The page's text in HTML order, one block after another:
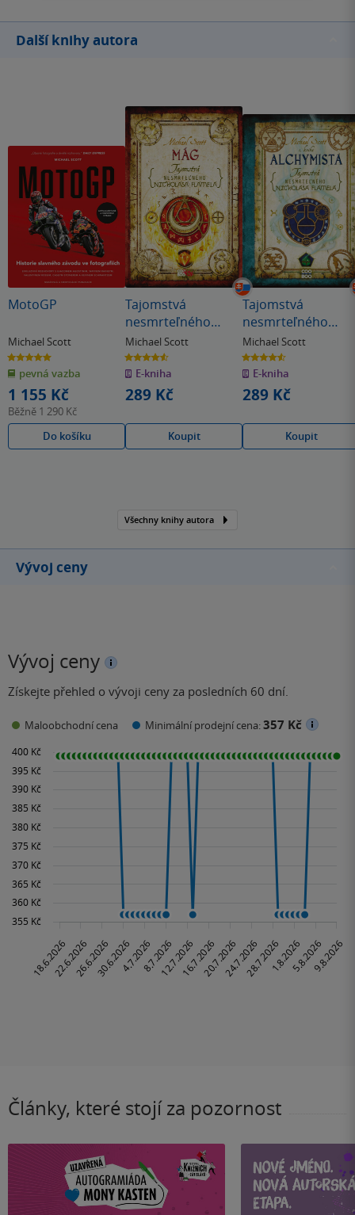
Další knihy autora
MotoGP
Michael Scott
5.0
z
5
hvězdiček
pevná vazba
1 155 Kč
Běžně 1 290 Kč
Do košíku
Tajomstvá
nesmrteľného
Nicholasa Flamela
2: Mág
Michael Scott
4.6
z
5
hvězdiček
E-kniha
289 Kč
Koupit
Tajomstvá
nesmrteľného
Nicholasa Flamela
1: Alchymista
Michael Scott
4.6
z
5
hvězdiček
E-kniha
289 Kč
Koupit
Všechny knihy autora
Vývoj ceny
Vývoj ceny
Získejte přehled o vývoji ceny za posledních 60 dní.
Maloobchodní cena Minimální prodejní cena:357 Kč
Články, které stojí za pozornost